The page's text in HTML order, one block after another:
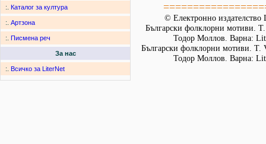
:. Каталог за култура
:. Артзона
:. Писмена реч
За нас
:. Всичко за LiterNet
© Електронно издателство
Български фолклорни мотиви.
Тодор Моллов. Варна:
Български фолклорни мотиви. Т.
Тодор Моллов. Варна: